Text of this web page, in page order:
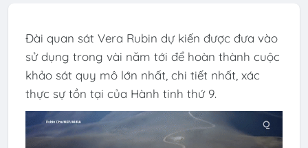
Đài quan sát Vera Rubin dự kiến được đưa vào
sử dụng trong vài năm tới để hoàn thành cuộc
khảo sát quy mô lớn nhất, chi tiết nhất, xác
thực sự tồn tại của Hành tinh thứ 9.